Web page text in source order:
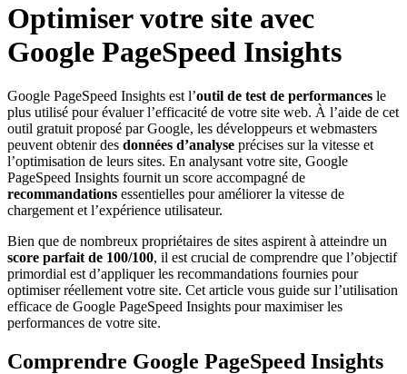
Optimiser votre site avec
Google PageSpeed Insights
Google PageSpeed Insights est l’outil de test de performances le
plus utilisé pour évaluer l’efficacité de votre site web. À l’aide de cet
outil gratuit proposé par Google, les développeurs et webmasters
peuvent obtenir des données d’analyse précises sur la vitesse et
l’optimisation de leurs sites. En analysant votre site, Google
PageSpeed Insights fournit un score accompagné de
recommandations essentielles pour améliorer la vitesse de
chargement et l’expérience utilisateur.
Bien que de nombreux propriétaires de sites aspirent à atteindre un
score parfait de 100/100, il est crucial de comprendre que l’objectif
primordial est d’appliquer les recommandations fournies pour
optimiser réellement votre site. Cet article vous guide sur l’utilisation
efficace de Google PageSpeed Insights pour maximiser les
performances de votre site.
Comprendre Google PageSpeed Insights